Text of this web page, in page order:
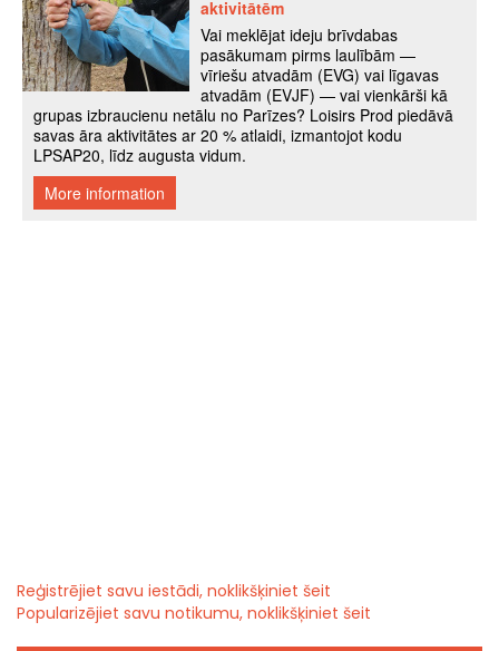
Reģistrējiet savu iestādi, noklikšķiniet šeit
Popularizējiet savu notikumu, noklikšķiniet šeit